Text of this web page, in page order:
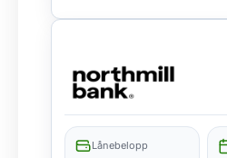
Lånebelopp